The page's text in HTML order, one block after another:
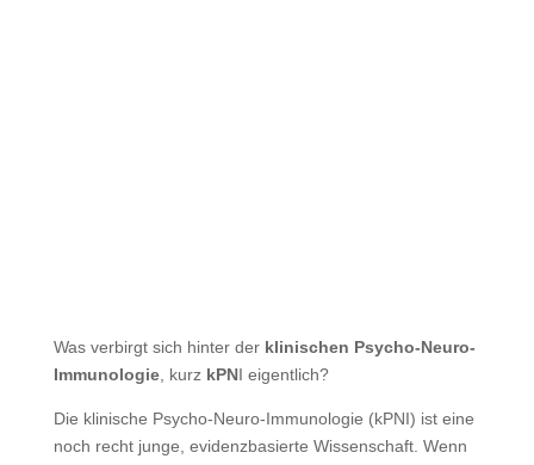
Was verbirgt sich hinter der klinischen Psycho-Neuro-
Immunologie, kurz kPNI eigentlich?
Die klinische Psycho-Neuro-Immunologie (kPNI) ist eine
noch recht junge, evidenzbasierte Wissenschaft. Wenn